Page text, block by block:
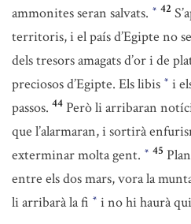
ammonites seran salvats. * 42
territoris, i el país d’Egipte no se
dels tresors amagats d’or i de
preciosos d’Egipte. Els libis * i
passos. 44 Però li arribaran
que l’alarmaran, i sortirà
exterminar molta gent. * 45
entre els dos mars, vora la
li arribarà la fi * i no hi haurà